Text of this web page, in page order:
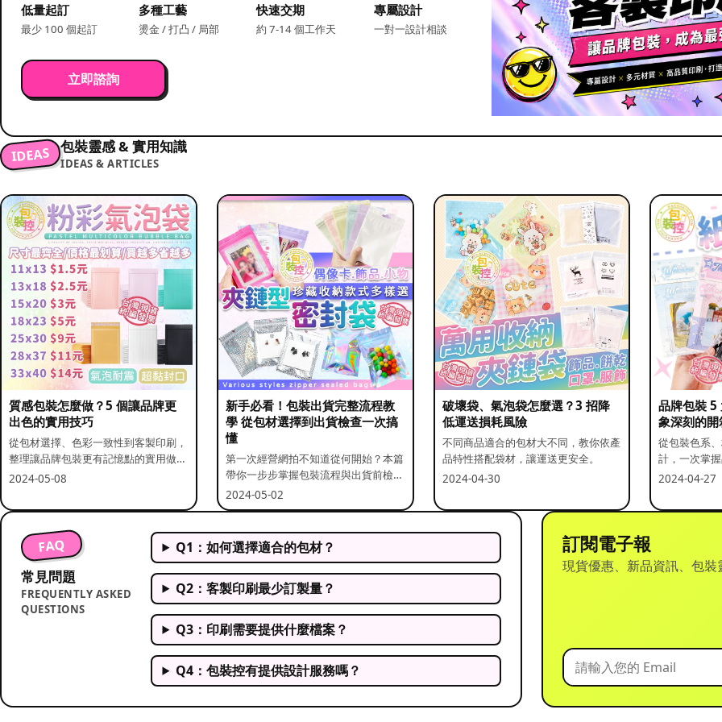
低量起訂
最少 100 個起訂
多種工藝
燙金 / 打凸 / 局部
快速交期
約 7-14 個工作天
專屬設計
一對一設計相談
立即諮詢
IDEAS 包裝靈感 & 實用知識
IDEAS & ARTICLES
質感包裝怎麼做？5 個讓品牌更
出色的實用技巧
從包材選擇、色彩一致性到客製印刷，
整理讓品牌包裝更有記憶點的實用做
法。
2024-05-08
新手必看！包裝出貨完整流程教
學 從包材選擇到出貨檢查一次搞
懂
第一次經營網拍不知道從何開始？本篇
帶你一步步掌握包裝流程與出貨前檢查
重點。
2024-05-02
破壞袋、氣泡袋怎麼選？3 招降
低運送損耗風險
不同商品適合的包材大不同，教你依產
品特性搭配袋材，讓運送更安全。
2024-04-30
品牌包裝 5
象深刻的
從包裝色系
計，一次掌
2024-04-27
FAQ
常見問題
FREQUENTLY ASKED
QUESTIONS
Q1：如何選擇適合的包材？
Q2：客製印刷最少訂製量？
Q3：印刷需要提供什麼檔案？
Q4：包裝控有提供設計服務嗎？
訂閱電子報
現貨優惠、新品資訊、包裝